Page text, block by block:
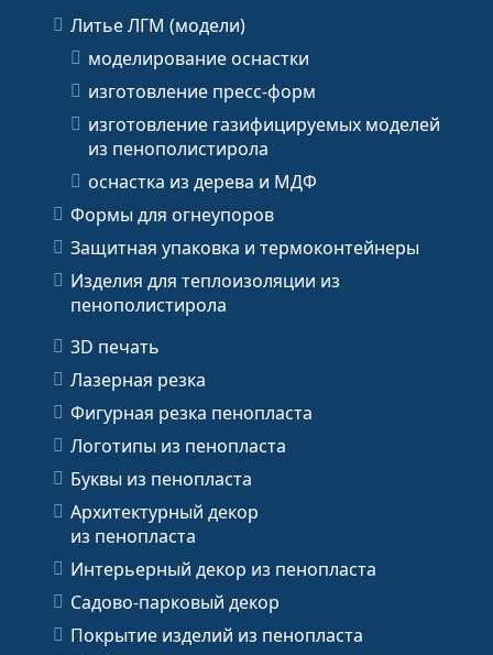
Литье ЛГМ (модели)
моделирование оснастки
изготовление пресс-форм
изготовление газифицируемых моделей
из пенополистирола
оснастка из дерева и МДФ
Формы для огнеупоров
Защитная упаковка и термоконтейнеры
Изделия для теплоизоляции из
пенополистирола
3D печать
Лазерная резка
Фигурная резка пенопласта
Логотипы из пенопласта
Буквы из пенопласта
Архитектурный декор
из пенопласта
Интерьерный декор из пенопласта
Садово-парковый декор
Покрытие изделий из пенопласта